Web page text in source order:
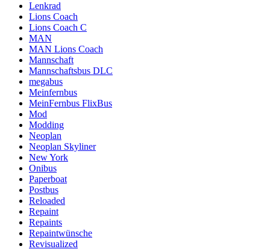
Lenkrad
Lions Coach
Lions Coach C
MAN
MAN Lions Coach
Mannschaft
Mannschaftsbus DLC
megabus
Meinfernbus
MeinFernbus FlixBus
Mod
Modding
Neoplan
Neoplan Skyliner
New York
Onibus
Paperboat
Postbus
Reloaded
Repaint
Repaints
Repaintwünsche
Revisualized